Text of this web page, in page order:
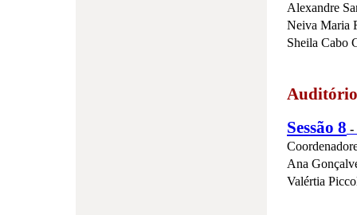
Alexandre
Neiva Maria
Sheila Cabo
Sessão 8 -
Ana
Valértia